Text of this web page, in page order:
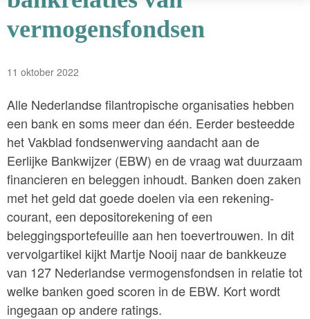
vermogensfondsen
11 oktober 2022
Alle Nederlandse filantropische organisaties hebben
een bank en soms meer dan één. Eerder besteedde
het Vakblad fondsenwerving aandacht aan de
Eerlijke Bankwijzer (EBW) en de vraag wat duurzaam
financieren en beleggen inhoudt. Banken doen zaken
met het geld dat goede doelen via een rekening-
courant, een depositorekening of een
beleggingsportefeuille aan hen toevertrouwen. In dit
vervolgartikel kijkt Martje Nooij naar de bankkeuze
van 127 Nederlandse vermogensfondsen in relatie tot
welke banken goed scoren in de EBW. Kort wordt
ingegaan op andere ratings.